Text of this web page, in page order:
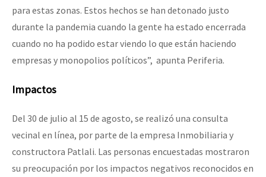
para estas zonas. Estos hechos se han detonado justo
durante la pandemia cuando la gente ha estado encerrada
cuando no ha podido estar viendo lo que están haciendo
empresas y monopolios políticos”, apunta Periferia.
Impactos
Del 30 de julio al 15 de agosto, se realizó una consulta
vecinal en línea, por parte de la empresa Inmobiliaria y
constructora Patlali. Las personas encuestadas mostraron
su preocupación por los impactos negativos reconocidos en